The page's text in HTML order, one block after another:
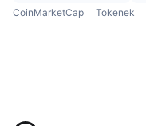
CoinMarketCap Tokenek